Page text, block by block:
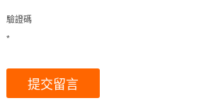
驗證碼
*